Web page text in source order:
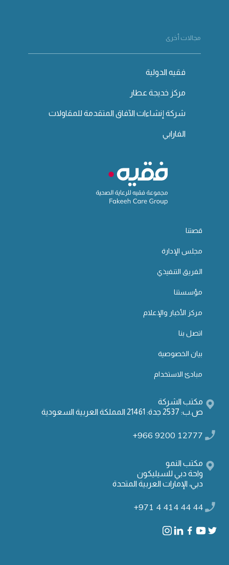
مجالات أخرى
فقيه الدولية
مركز خديجة عطار
شركة إنشاءات الآفاق المتقدمة للمقاولات
الفارابي
قصتنا
مجلس الإدارة
الفريق التنفيذي
مؤسستنا
مركز الأخبار والإعلام
اتصل بنا
بيان الخصوصية
مبادئ الاستخدام
مكتب الشركة
ص.ب: 2537 جدة: 21461 المملكة العربية السعودية
+966 9200 12777
مكتب النمو
واحة دبي للسيليكون
دبي، الإمارات العربية المتحدة
+971 4 414 44 44